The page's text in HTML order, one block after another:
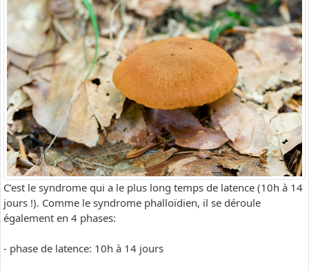
C’est le syndrome qui a le plus long temps de latence (10h à 14
jours !). Comme le syndrome phalloïdien, il se déroule
également en 4 phases:
- phase de latence: 10h à 14 jours